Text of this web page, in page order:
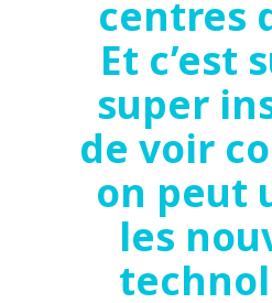
centres
Et c’est
super
de voir
on peut
les